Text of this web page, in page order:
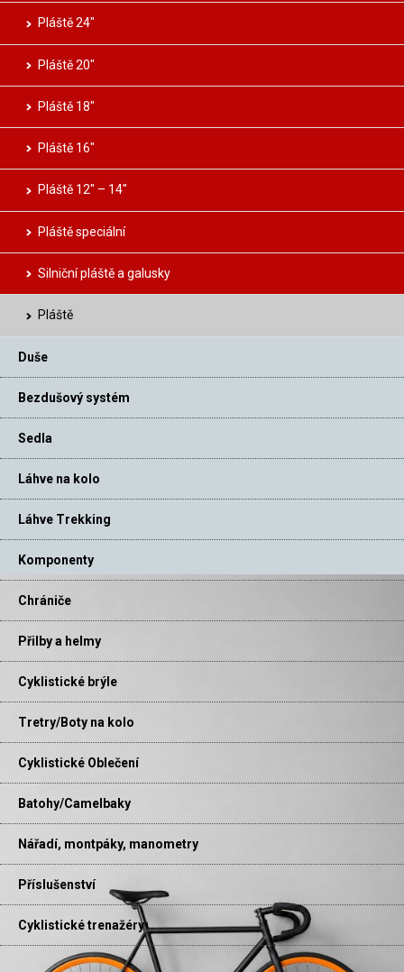
Pláště 24″
Pláště 20″
Pláště 18″
Pláště 16″
Pláště 12″ – 14″
Pláště speciální
Silniční pláště a galusky
Pláště
Duše
Bezdušový systém
Sedla
Láhve na kolo
Láhve Trekking
Komponenty
Chrániče
Přilby a helmy
Cyklistické brýle
Tretry/Boty na kolo
Cyklistické Oblečení
Batohy/Camelbaky
Nářadí, montpáky, manometry
Příslušenství
Cyklistické trenažéry